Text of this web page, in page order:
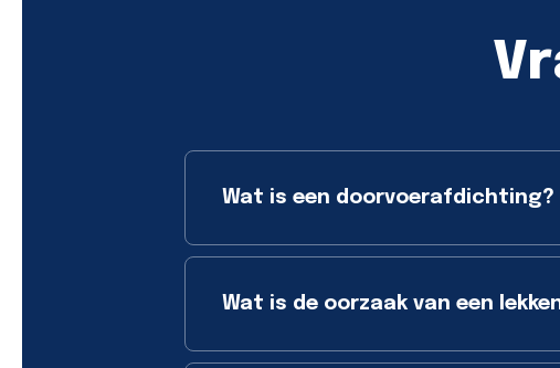
Wat is een doorvoerafdichting?
Wat is de oorzaak van een